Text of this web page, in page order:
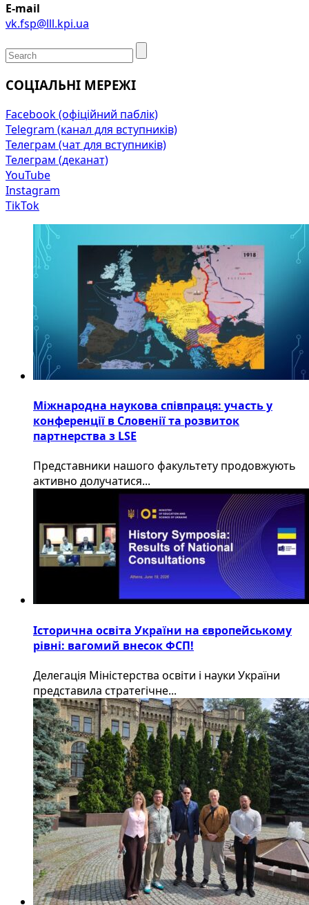
E-mail
vk.fsp@lll.kpi.ua
СОЦІАЛЬНІ МЕРЕЖІ
Facebook (офіційний паблік)
Telegram (канал для вступників)
Телеграм (чат для вступників)
Телеграм (деканат)
YouTube
Instagram
TikTok
Міжнародна наукова співпраця: участь у
конференції в Словенії та розвиток
партнерства з LSE
​Представники нашого факультету продовжують
активно долучатися...
Історична освіта України на європейському
рівні: вагомий внесок ФСП!
Делегація Міністерства освіти і науки України
представила стратегічне...